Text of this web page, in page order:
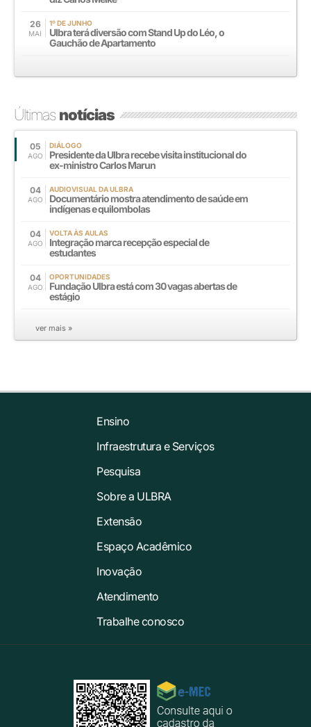
26
MAI
1º DE JUNHO
Ulbra terá diversão com Stand Up do Léo, o
Gauchão de Apartamento
Últimasnotícias
05
AGO
DIÁLOGO
Presidente da Ulbra recebe visita institucional do
ex-ministro Carlos Marun
04
AGO
AUDIOVISUAL DA ULBRA
Documentário mostra atendimento de saúde em
indígenas e quilombolas
04
AGO
VOLTA ÀS AULAS
Integração marca recepção especial de
estudantes
04
AGO
OPORTUNIDADES
Fundação Ulbra está com 30 vagas abertas de
estágio
ver mais »
Ensino
Infraestrutura e Serviços
Pesquisa
Sobre a ULBRA
Extensão
Espaço Acadêmico
Inovação
Atendimento
Trabalhe conosco